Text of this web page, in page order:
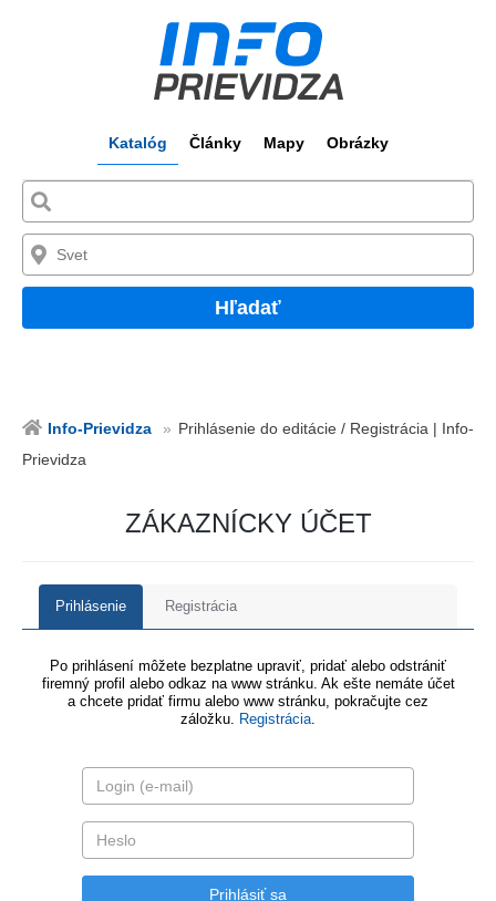
Katalóg Články Mapy Obrázky
Hľadať
Info-Prievidza
Prihlásenie do editácie / Registrácia | Info-
Prievidza
ZÁKAZNÍCKY ÚČET
Prihlásenie Registrácia
Po prihlásení môžete bezplatne upraviť, pridať alebo odstrániť
firemný profil alebo odkaz na www stránku. Ak ešte nemáte účet
a chcete pridať firmu alebo www stránku, pokračujte cez
záložku. Registrácia.